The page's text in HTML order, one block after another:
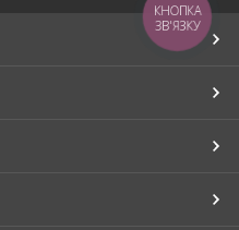
КНОПКА
ЗВ'ЯЗКУ